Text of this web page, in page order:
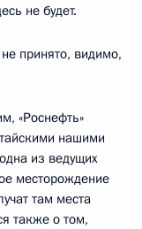
не будет.
принято, видимо,
«Роснефть»
нашими
из ведущих
месторождение
там места
также о том,